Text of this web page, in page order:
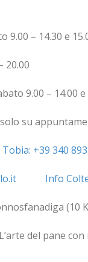
– 14.30 e
20.00
9.00 – 14.00 e
su
Tobia: +39 340
Info
(10
del pane con